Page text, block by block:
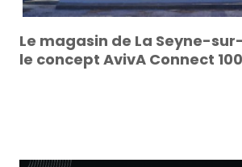
Le magasin de La Seyne-
le concept AvivA Connect 100